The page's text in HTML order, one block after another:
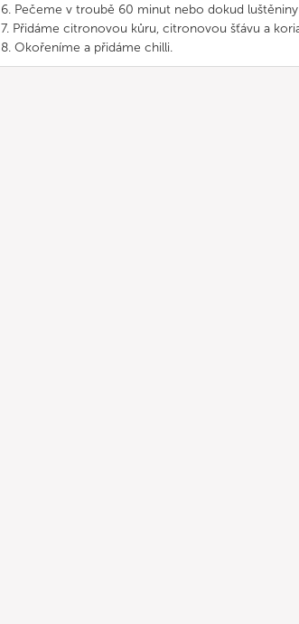
6. Pečeme v troubě 60 minut nebo dokud
7. Přidáme citronovou kůru, citronovou šťávu a
8. Okořeníme a přidáme chilli.